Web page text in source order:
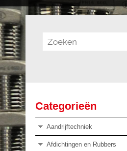
Categorieën
Aandrijftechniek
Afdichtingen en Rubbers